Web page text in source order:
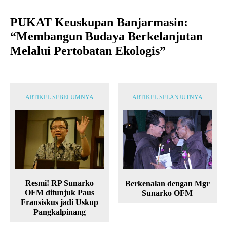
PUKAT Keuskupan Banjarmasin:
“Membangun Budaya Berkelanjutan
Melalui Pertobatan Ekologis”
ARTIKEL SEBELUMNYA
Resmi! RP Sunarko
OFM ditunjuk Paus
Fransiskus jadi Uskup
Pangkalpinang
ARTIKEL SELANJUTNYA
Berkenalan dengan Mgr
Sunarko OFM